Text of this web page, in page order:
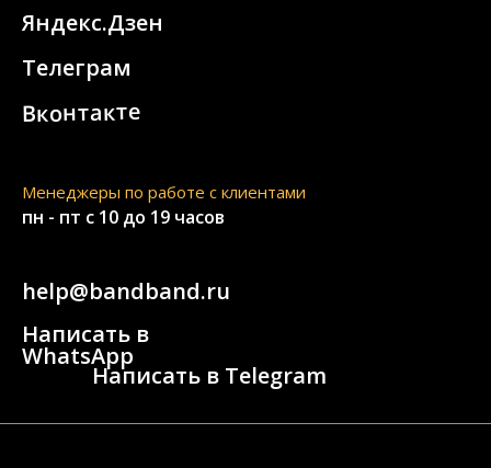
Яндекс.Дзен
Телеграм
Вконтакте
Написать в
WhatsApp
Менеджеры по работе с клиентами
help@bandband.ru
Написать в Telegram
пн - пт с 10 до 19 часов